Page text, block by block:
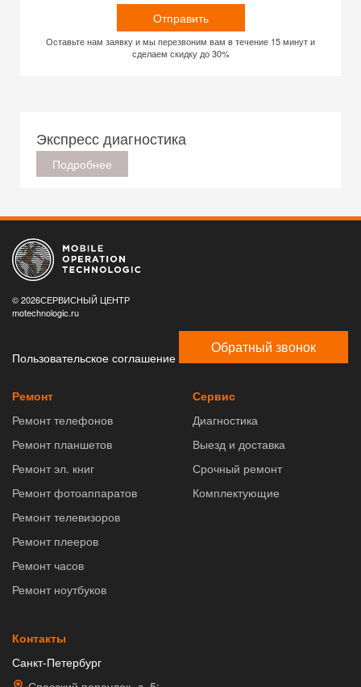
Отправить
Оставьте нам заявку и мы перезвоним вам в течение 15 минут и
сделаем скидку до 30%
Экспресс диагностика
Подробнее
© 2026СЕРВИСНЫЙ ЦЕНТР
motechnologic.ru
Пользовательское соглашение
Обратный звонок
Ремонт
Ремонт телефонов
Ремонт планшетов
Ремонт эл. книг
Ремонт фотоаппаратов
Ремонт телевизоров
Ремонт плееров
Ремонт часов
Ремонт ноутбуков
Сервис
Диагностика
Выезд и доставка
Срочный ремонт
Комплектующие
Контакты
Санкт-Петербург